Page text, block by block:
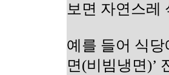
보면 자연스레
예를 들어 식
면(비빔냉면)’